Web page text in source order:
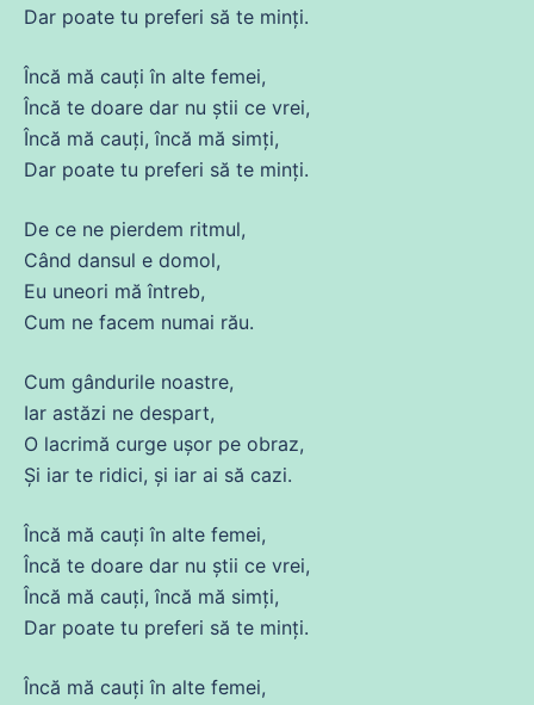
Dar poate tu preferi să te minți.
Încă mă cauți în alte femei,
Încă te doare dar nu știi ce vrei,
Încă mă cauți, încă mă simți,
Dar poate tu preferi să te minți.
De ce ne pierdem ritmul,
Când dansul e domol,
Eu uneori mă întreb,
Cum ne facem numai rău.
Cum gândurile noastre,
Iar astăzi ne despart,
O lacrimă curge ușor pe obraz,
Și iar te ridici, și iar ai să cazi.
Încă mă cauți în alte femei,
Încă te doare dar nu știi ce vrei,
Încă mă cauți, încă mă simți,
Dar poate tu preferi să te minți.
Încă mă cauți în alte femei,